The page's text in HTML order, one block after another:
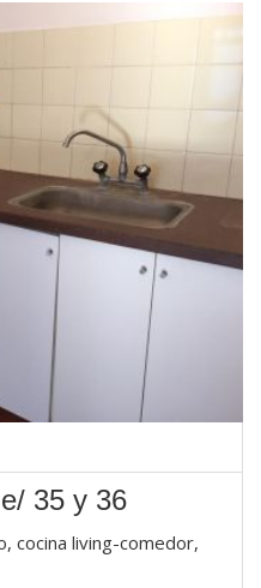
35 y 36
cocina living-comedor,